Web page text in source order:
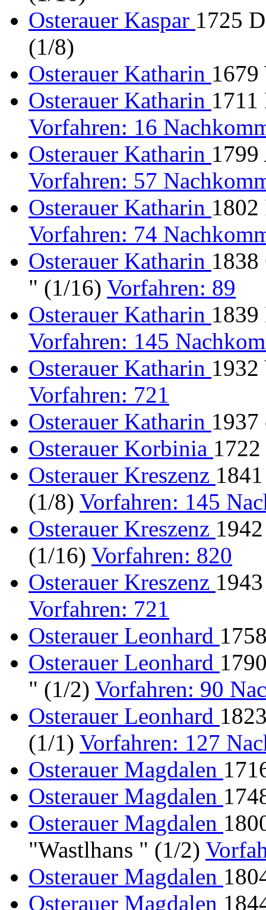
Osterauer Kaspar 1725
(1/8)
Osterauer Katharin
Osterauer Katharin
Vorfahren: 16
Osterauer Katharin
Vorfahren: 57
Osterauer Katharin 1802
Vorfahren: 74
Osterauer Katharin 1838
" (1/16) Vorfahren: 89
Osterauer Katharin
Vorfahren: 145
Osterauer Katharin
Vorfahren: 721
Osterauer Katharin
Osterauer Korbinia
Osterauer Kreszenz
(1/8) Vorfahren: 145
Osterauer Kreszenz
(1/16) Vorfahren: 820
Osterauer Kreszenz
Vorfahren: 721
Osterauer Leonhard
Osterauer Leonhard
" (1/2) Vorfahren: 90
Osterauer Leonhard
(1/1) Vorfahren: 127
Osterauer Magdalen
Osterauer Magdalen
Osterauer Magdalen
"Wastlhans " (1/2)
Osterauer Magdalen
Osterauer Magdalen